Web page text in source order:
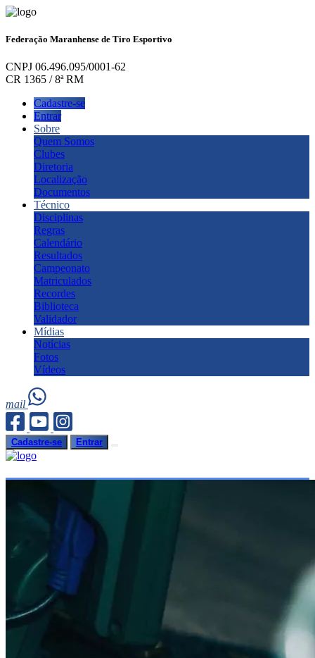
Federação Maranhense de Tiro Esportivo
CNPJ 06.496.095/0001-62
CR 1365 / 8ª RM
Cadastre-se
Entrar
Sobre
Quem Somos
Clubes
Diretoria
Localização
Documentos
Técnico
Disciplinas
Regras
Calendário
Resultados
Campeonato
Matriculados
Recordes
Biblioteca
Validador
Mídias
Notícias
Fotos
Vídeos
mail
Cadastre-se Entrar